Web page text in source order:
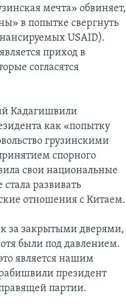
мечта» обвиняет,
в попытке свергнуть
USAID).
приход в
согласятся
Кадагишвили
как «попытку
грузинскими
спорного
свои национальные
развивать
отношения с Китаем.
за закрытыми дверями,
были под давлением.
является нашим
президент
партии.